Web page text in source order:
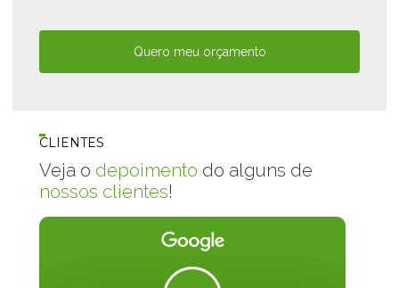
Quero meu orçamento
CLIENTES
Veja o depoimento do alguns de
nossos clientes!